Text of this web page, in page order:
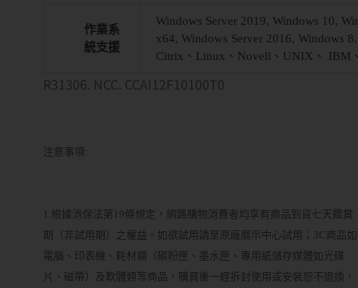
作業系
統支援
Windows Server 2019, Windows 10,
x64, Windows Server 2016, Windows
Citrix、Linux、Novell、UNIX、 IBM
R31306. NCC. CCAI12F10100T0
注意事項:
1.根據消保法第19條規定，網路購物消費者均享有商品到貨七天鑑賞
期（非試用期）之權益。如欲試用請至原廠展示中心試用；3C商品如
電腦、印表機、耗材類（碳粉匣、墨水匣、專用紙儲存媒體如光碟
片、磁帶）及軟體類等商品，購買後一經拆封使用或安裝恕不退換，